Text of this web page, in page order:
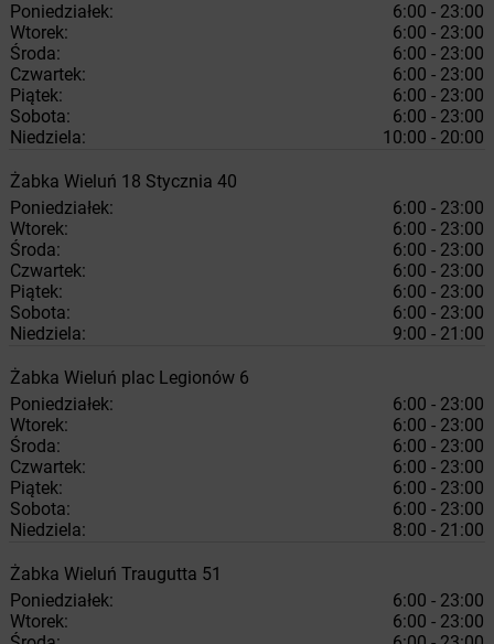
Poniedziałek:
6:00 - 23:00
Wtorek:
6:00 - 23:00
Środa:
6:00 - 23:00
Czwartek:
6:00 - 23:00
Piątek:
6:00 - 23:00
Sobota:
6:00 - 23:00
Niedziela:
10:00 - 20:00
Żabka Wieluń 18 Stycznia 40
Poniedziałek:
6:00 - 23:00
Wtorek:
6:00 - 23:00
Środa:
6:00 - 23:00
Czwartek:
6:00 - 23:00
Piątek:
6:00 - 23:00
Sobota:
6:00 - 23:00
Niedziela:
9:00 - 21:00
Żabka Wieluń plac Legionów 6
Poniedziałek:
6:00 - 23:00
Wtorek:
6:00 - 23:00
Środa:
6:00 - 23:00
Czwartek:
6:00 - 23:00
Piątek:
6:00 - 23:00
Sobota:
6:00 - 23:00
Niedziela:
8:00 - 21:00
Żabka Wieluń Traugutta 51
Poniedziałek:
6:00 - 23:00
Wtorek:
6:00 - 23:00